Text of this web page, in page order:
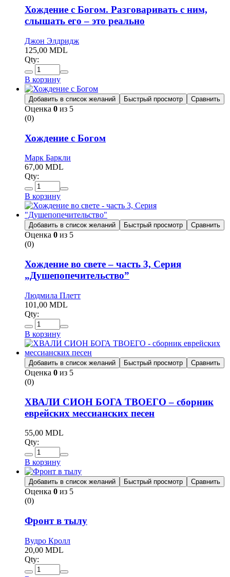
Хождение с Богом. Разговаривать с ним,
слышать его – это реально
Джон Элдридж
125,00 MDL
Qty:
В корзину
Добавить в список желаний Быстрый просмотр Сравнить
Оценка 0 из 5
(0)
Хождение с Богом
Марк Баркли
67,00 MDL
Qty:
В корзину
Добавить в список желаний Быстрый просмотр Сравнить
Оценка 0 из 5
(0)
Хождение во свете – часть 3, Серия
„Душепопечительство”
Людмила Плетт
101,00 MDL
Qty:
В корзину
Добавить в список желаний Быстрый просмотр Сравнить
Оценка 0 из 5
(0)
ХВАЛИ СИОН БОГА ТВОЕГО – сборник
еврейских мессианских песен
55,00 MDL
Qty:
В корзину
Добавить в список желаний Быстрый просмотр Сравнить
Оценка 0 из 5
(0)
Фронт в тылу
Вудро Кролл
20,00 MDL
Qty: